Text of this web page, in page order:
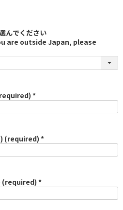
んでください
are outside Japan, please
*
(required) *
(required) *